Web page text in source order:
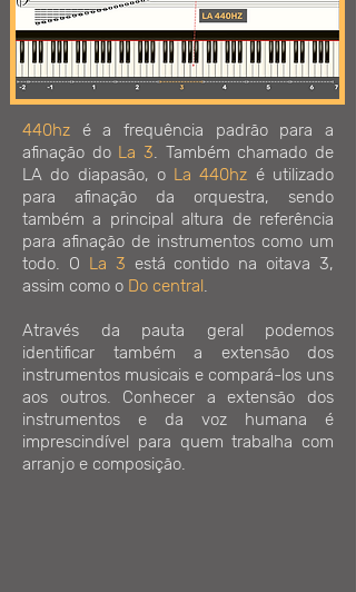
440hz é a frequência padrão para a
afinação do La 3. Também chamado de
LA do diapasão, o La 440hz é utilizado
para afinação da orquestra, sendo
também a principal altura de referência
para afinação de instrumentos como um
todo. O La 3 está contido na oitava 3,
assim como o Do central.
Através da pauta geral podemos
identificar também a extensão dos
instrumentos musicais e compará-los uns
aos outros. Conhecer a extensão dos
instrumentos e da voz humana é
imprescindível para quem trabalha com
arranjo e composição.